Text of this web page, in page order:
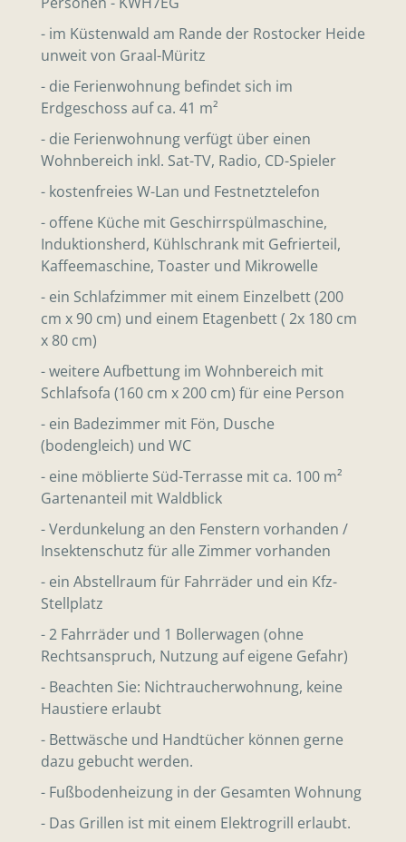
- im Küstenwald am Rande der Rostocker Heide
unweit von Graal-Müritz
- die Ferienwohnung befindet sich im
Erdgeschoss auf ca. 41 m²
- die Ferienwohnung verfügt über einen
Wohnbereich inkl. Sat-TV, Radio, CD-Spieler
- kostenfreies W-Lan und Festnetztelefon
- offene Küche mit Geschirrspülmaschine,
Induktionsherd, Kühlschrank mit Gefrierteil,
Kaffeemaschine, Toaster und Mikrowelle
- ein Schlafzimmer mit einem Einzelbett (200
cm x 90 cm) und einem Etagenbett ( 2x 180 cm
x 80 cm)
- weitere Aufbettung im Wohnbereich mit
Schlafsofa (160 cm x 200 cm) für eine Person
- ein Badezimmer mit Fön, Dusche
(bodengleich) und WC
- eine möblierte Süd-Terrasse mit ca. 100 m²
Gartenanteil mit Waldblick
- Verdunkelung an den Fenstern vorhanden /
Insektenschutz für alle Zimmer vorhanden
- ein Abstellraum für Fahrräder und ein Kfz-
Stellplatz
- 2 Fahrräder und 1 Bollerwagen (ohne
Rechtsanspruch, Nutzung auf eigene Gefahr)
- Beachten Sie: Nichtraucherwohnung, keine
Haustiere erlaubt
- Bettwäsche und Handtücher können gerne
dazu gebucht werden.
- Fußbodenheizung in der Gesamten Wohnung
- Das Grillen ist mit einem Elektrogrill erlaubt.